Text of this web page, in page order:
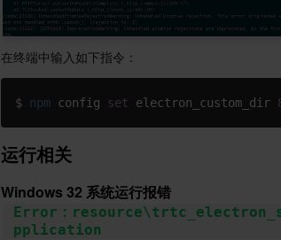
在终端中输入如下指令：
$ npm config set electron_custom_dir
运行相关
Windows 32 系统运行报错
Error：
pplication